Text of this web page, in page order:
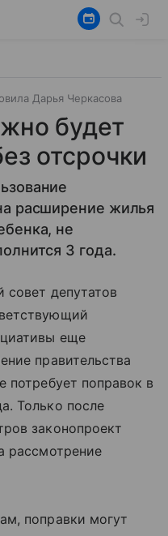
Дарья Черкасова
будет
отсрочки
расширение жилья
не
3 года.
совет депутатов
еще
правительства
потребует поправок в
Только после
законопроект
рассмотрение
поправки могут